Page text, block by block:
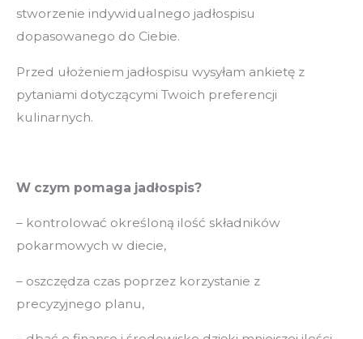
stworzenie indywidualnego jadłospisu
dopasowanego do Ciebie.
Przed ułożeniem jadłospisu wysyłam ankietę z
pytaniami dotyczącymi Twoich preferencji
kulinarnych.
W czym pomaga jadłospis?
– kontrolować określoną ilość składników
pokarmowych w diecie,
– oszczędza czas poprzez korzystanie z
precyzyjnego planu,